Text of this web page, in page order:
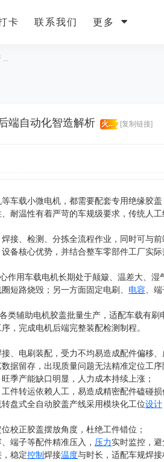
卡 联系我们 更多
...
端自动化智造解析 火... [复制链接]
等车载小微电机，都需要配套专用绝缘胶
耐温性有着严苛的车规级要求，传统人
接、检测、分拣全流程作业，同时可与
备核心优势，并结合整车零部件工厂实
作用车载电机长期处于颠簸、温差大、
短路烧毁；另一方面固定电刷、 电容 、
类辅助电机胶盖批量生产，适配车载有
，完成电机后端完整装配检测制程。
、电刷装配，受力不均易造成配件偏移
据留存，出现质量问题无法精准定位工
季产能缺口明显，人力成本持续上涨；
件转运依赖人工，易造成精密配件磕碰损
盘式全自动胶盖产线采用模块化工位设计
校正胶盖摆放角度，杜绝工件错位；
端子等配件精准压入， 压力实时监控，
稳定控制焊接温度与时长，适配车规焊